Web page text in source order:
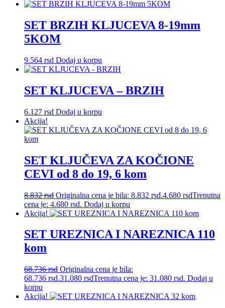
SET BRZIH KLJUCEVA 8-19mm
5KOM
9.564 rsd Dodaj u korpu
SET KLJUCEVA – BRZIH
6.127 rsd Dodaj u korpu
Akcija!
SET KLJUČEVA ZA KOČIONE
CEVI od 8 do 19, 6 kom
8.832rsd Originalna cena je bila: 8.832 rsd.4.680 rsdTrenutna
cena je: 4.680 rsd. Dodaj u korpu
Akcija!
SET UREZNICA I NAREZNICA 110
kom
68.736rsd Originalna cena je bila:
68.736 rsd.31.080 rsdTrenutna cena je: 31.080 rsd. Dodaj u
korpu
Akcija!